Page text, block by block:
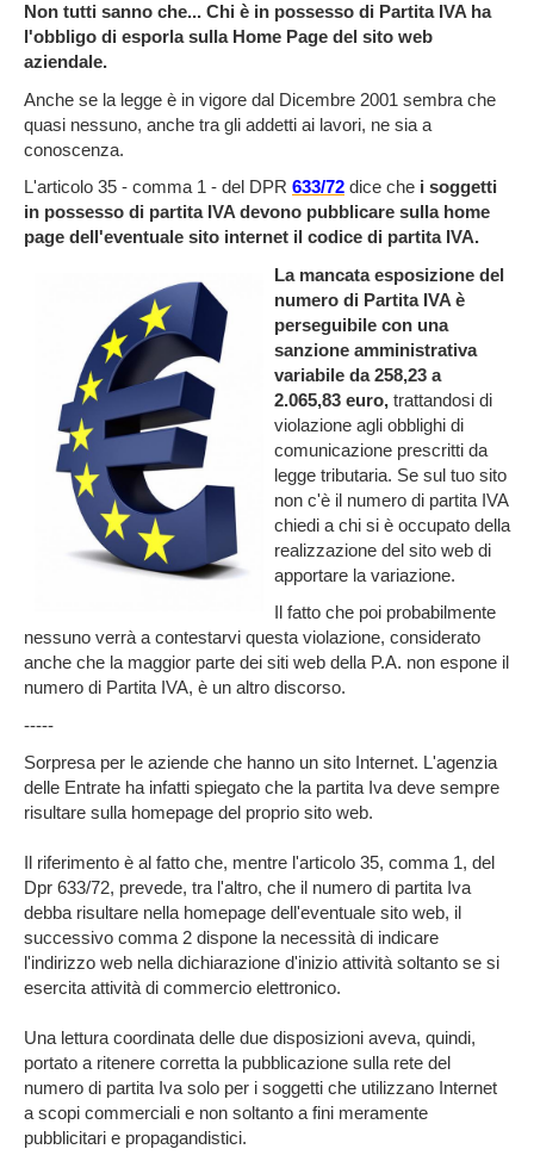
Non tutti sanno che... Chi è in possesso di Partita IVA ha
l'obbligo di esporla sulla Home Page del sito web
aziendale.
Anche se la legge è in vigore dal Dicembre 2001 sembra che
quasi nessuno, anche tra gli addetti ai lavori, ne sia a
conoscenza.
L'articolo 35 - comma 1 - del DPR 633/72 dice che i soggetti
in possesso di partita IVA devono pubblicare sulla home
page dell'eventuale sito internet il codice di partita IVA.
La mancata esposizione del
numero di Partita IVA è
perseguibile con una
sanzione amministrativa
variabile da 258,23 a
2.065,83 euro, trattandosi di
violazione agli obblighi di
comunicazione prescritti da
legge tributaria. Se sul tuo sito
non c'è il numero di partita IVA
chiedi a chi si è occupato della
realizzazione del sito web di
apportare la variazione.
Il fatto che poi probabilmente
nessuno verrà a contestarvi questa violazione, considerato
anche che la maggior parte dei siti web della P.A. non espone il
numero di Partita IVA, è un altro discorso.
-----
Sorpresa per le aziende che hanno un sito Internet. L'agenzia
delle Entrate ha infatti spiegato che la partita Iva deve sempre
risultare sulla homepage del proprio sito web.
Il riferimento è al fatto che, mentre l'articolo 35, comma 1, del
Dpr 633/72, prevede, tra l'altro, che il numero di partita Iva
debba risultare nella homepage dell'eventuale sito web, il
successivo comma 2 dispone la necessità di indicare
l'indirizzo web nella dichiarazione d'inizio attività soltanto se si
esercita attività di commercio elettronico.
Una lettura coordinata delle due disposizioni aveva, quindi,
portato a ritenere corretta la pubblicazione sulla rete del
numero di partita Iva solo per i soggetti che utilizzano Internet
a scopi commerciali e non soltanto a fini meramente
pubblicitari e propagandistici.